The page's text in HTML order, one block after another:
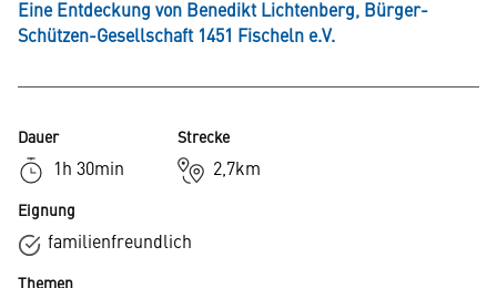
Eine Entdeckung von Benedikt Lichtenberg, Bürger-
Schützen-Gesellschaft 1451 Fischeln e.V.
Dauer
1h 30min
Strecke
2,7km
Eignung
familienfreundlich